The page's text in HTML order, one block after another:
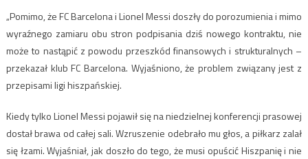
„Pomimo, że FC Barcelona i Lionel Messi doszły do porozumienia i mimo
wyraźnego zamiaru obu stron podpisania dziś nowego kontraktu, nie
może to nastąpić z powodu przeszkód finansowych i strukturalnych –
przekazał klub FC Barcelona. Wyjaśniono, że problem związany jest z
przepisami ligi hiszpańskiej.
Kiedy tylko Lionel Messi pojawił się na niedzielnej konferencji prasowej
dostał brawa od całej sali. Wzruszenie odebrało mu głos, a piłkarz zalał
się łzami. Wyjaśniał, jak doszło do tego, że musi opuścić Hiszpanię i nie